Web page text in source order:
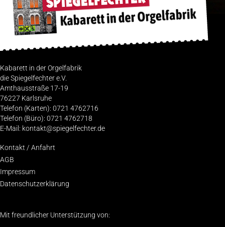
Kabarett in der Orgelfabrik
die Spiegelfechter e.V.
Amthausstraße 17-19
76227 Karlsruhe
Telefon (Karten): 0721 4762716
Telefon (Büro): 0721 4762718
E-Mail: kontakt@spiegelfechter.de
Kon­takt / Anfahrt
AGB
Impres­sum
Daten­schutz­er­klä­rung
Mit freundlicher Unterstützung von: